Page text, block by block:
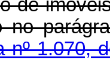
de
no
nº 1.070,